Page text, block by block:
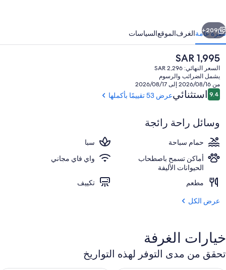
ريزورت
مطعم
التالي
209+
نظرة عامةالغرفالموقعالسياسات
السعر
الحالي
هو
SAR
1,995
SAR 1,995
السعر النهائي: SAR 2,296
يشمل الضرائب والرسوم
من 2026/08/16 إلى 2026/08/17
التقييمات
9.49.4 من 10استثنائيعرض 53 تقييمًا بأكملها
وسائل راحة رائجة
حمام سباحة
سبا
أماكن تسمح باصطحاب
الحيوانات الأليفة
واي فاي مجاني
مطعم
تكييف
عرض الكل
خيارات الغرفة
تحقق من مدى التوفر لهذه التواريخ